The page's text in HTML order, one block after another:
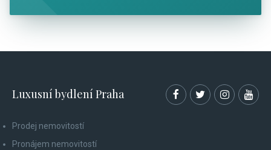
Luxusní bydlení Praha
Prodej nemovitostí
Pronájem nemovitostí